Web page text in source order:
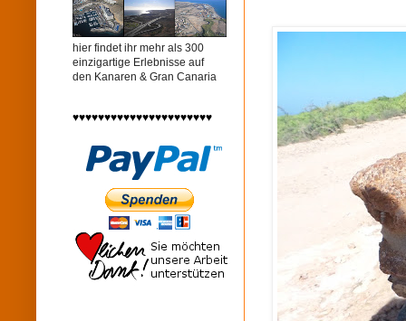
hier findet ihr mehr als 300
einzigartige Erlebnisse auf
den Kanaren & Gran Canaria
♥♥♥♥♥♥♥♥♥♥♥♥♥♥♥♥♥♥♥♥♥♥